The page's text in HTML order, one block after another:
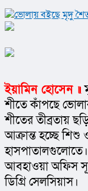
ইয়ামিন হোসেন ॥
শীতে কাঁপছে
শীতের তীব্রতায়
আক্রান্ত হচ্ছে শিশু
আবহাওয়া অফিস
ডিগ্রি সেলসিয়াস।